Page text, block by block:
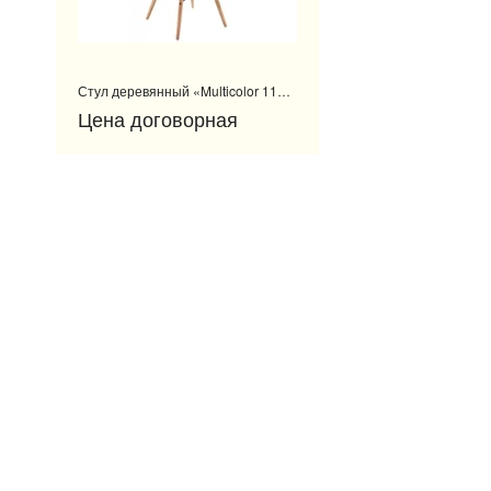
Стул деревянный «Multicolor 11303WO»
Цена договорная